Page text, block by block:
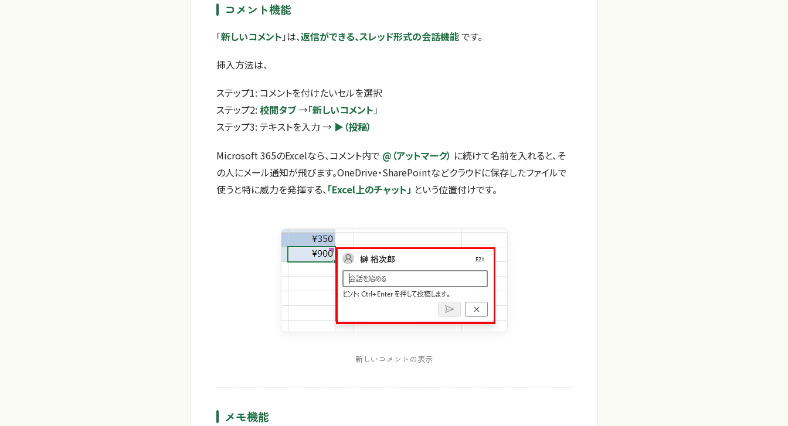
コメント機能
「新しいコメント」は、返信ができる、スレッド形式の会話機能です。
挿入方法は、
ステップ1: コメントを付けたいセルを選択
ステップ2: 校閲タブ→「新しいコメント」
ステップ3: テキストを入力 → ▶（投稿）
Microsoft 365のExcelなら、コメント内で @（アットマーク） に続けて名前を入れると、そ
の人にメール通知が飛びます。OneDrive・SharePointなどクラウドに保存したファイルで
使うと特に威力を発揮する、 「Excel上のチャット」 という位置付けです。
新しいコメントの表示
メモ機能